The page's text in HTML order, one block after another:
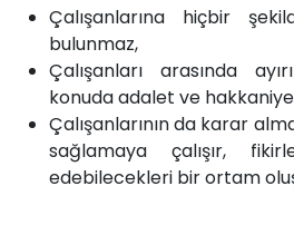
Çalışanlarına hiçbir
bulunmaz,
Çalışanları arasında
konuda adalet ve
Çalışanlarının da karar
sağlamaya çalışır,
edebilecekleri bir ortam